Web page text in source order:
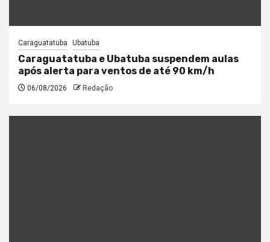
Caraguatatuba Ubatuba
Caraguatatuba e Ubatuba suspendem aulas
após alerta para ventos de até 90 km/h
06/08/2026 Redação